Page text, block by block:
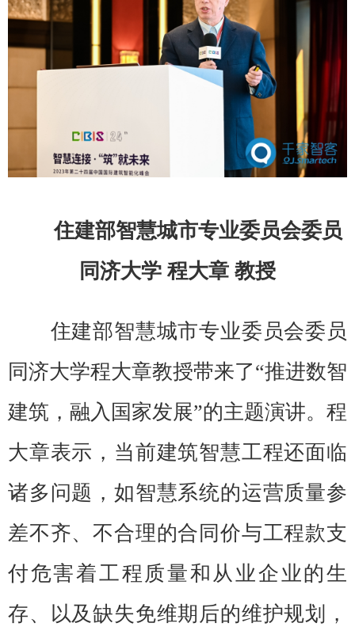
住建部智慧城市专业委员会委员
同济大学 程大章 教授
住建部智慧城市专业委员会委员
同济大学程大章教授带来了“推进数智
建筑，融入国家发展”的主题演讲。程
大章表示，当前建筑智慧工程还面临
诸多问题，如智慧系统的运营质量参
差不齐、不合理的合同价与工程款支
付危害着工程质量和从业企业的生
存、以及缺失免维期后的维护规划，